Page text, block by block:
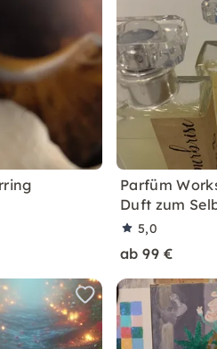
Parfüm
Duft zum
5,0
ab 99 €